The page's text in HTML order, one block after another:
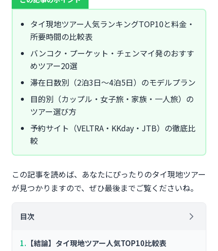
タイ現地ツアー人気ランキングTOP10と料金・
所要時間の比較表
バンコク・プーケット・チェンマイ発のおすす
めツアー20選
滞在日数別（2泊3日〜4泊5日）のモデルプラン
目的別（カップル・女子旅・家族・一人旅）の
ツアー選び方
予約サイト（VELTRA・KKday・JTB）の徹底比
較
この記事を読めば、あなたにぴったりのタイ現地ツアー
が見つかりますので、ぜひ最後までご覧くださいね。
目次
【結論】タイ現地ツアー人気TOP10比較表